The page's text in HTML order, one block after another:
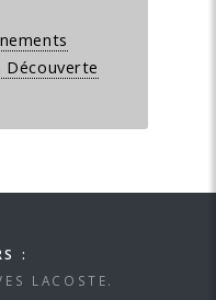
Découverte
:
LACOSTE.